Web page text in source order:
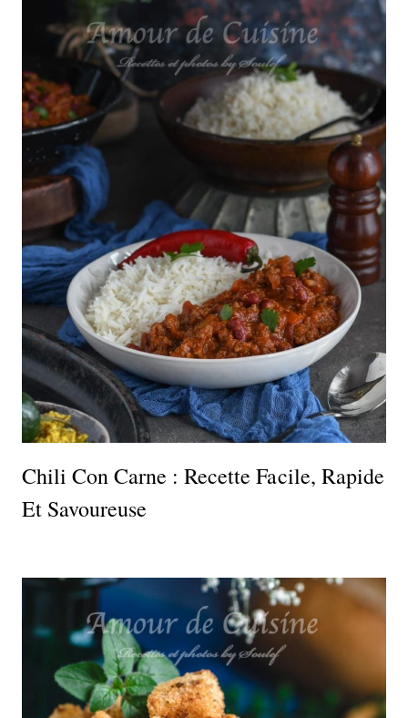
Chili Con Carne : Recette Facile, Rapide
Et Savoureuse